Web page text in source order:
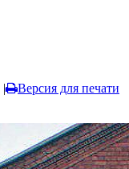
|
Версия для печати